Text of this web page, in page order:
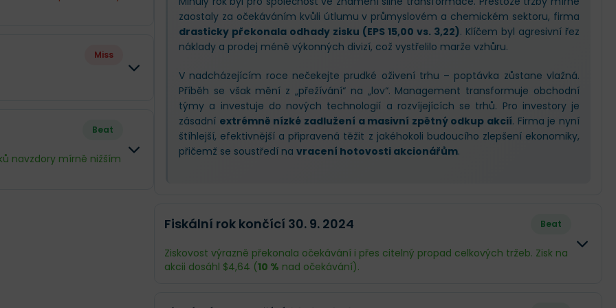
-79.41 %
Miss
Beat
navzdory mírně nižším
zaostaly za očekáváním kvůli útlumu v průmyslovém a chemickém sektoru, firma
drasticky překonala odhady zisku (EPS 15,00 vs. 3,22). Klíčem byl agresivní řez
náklady a prodej méně výkonných divizí, což vystřelilo marže vzhůru.
V nadcházejícím roce nečekejte prudké oživení trhu – poptávka zůstane vlažná.
Příběh se však mění z „přežívání“ na „lov“. Management transformuje obchodní
týmy a investuje do nových technologií a rozvíjejících se trhů. Pro investory je
zásadní extrémně nízké zadlužení a masivní zpětný odkup akcií. Firma je nyní
štíhlejší, efektivnější a připravená těžit z jakéhokoli budoucího zlepšení ekonomiky,
přičemž se soustředí na vracení hotovosti akcionářům.
Fiskální rok končící 30. 9. 2024 Beat
Ziskovost výrazně překonala očekávání i přes citelný propad celkových tržeb. Zisk na
akcii dosáhl $4,64 (10 % nad očekávání).